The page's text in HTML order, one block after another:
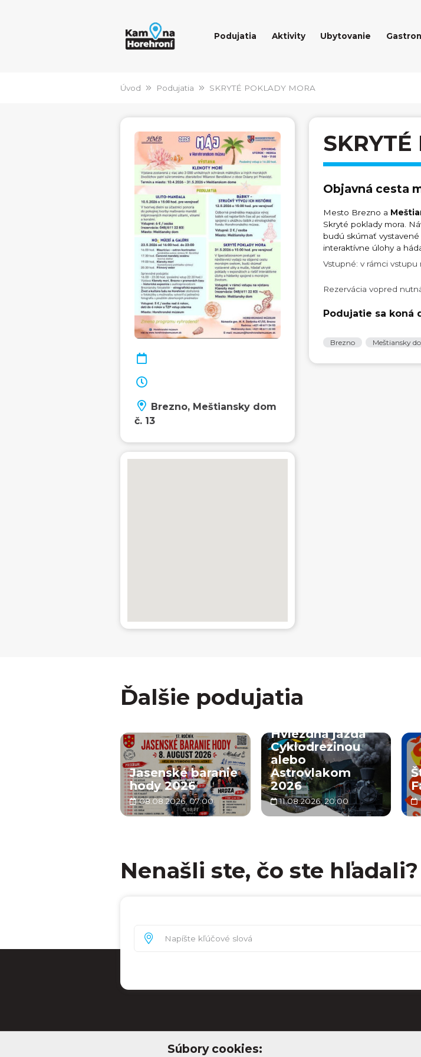
Podujatia Aktivity Ubytovanie
Úvod Podujatia SKRYTÉ POKLADY MORA
Brezno, Meštiansky dom
č. 13
Objavná cesta
Mesto Brezno a
Skryté poklady mora.
budú skúmať
interaktívne úlohy a
Vstupné: v rámci vstupu
Rezervácia vopred
Podujatie sa koná
Brezno Meštiansky
Ďalšie podujatia
Jasenské baranie
hody 2026
08.08.2026, 07:00
Hviezdna jazda
Cyklodrezinou
alebo
Astrovlakom
2026
11.08.2026, 20:00
Nenašli ste, čo ste hľadali?
Súbory cookies: